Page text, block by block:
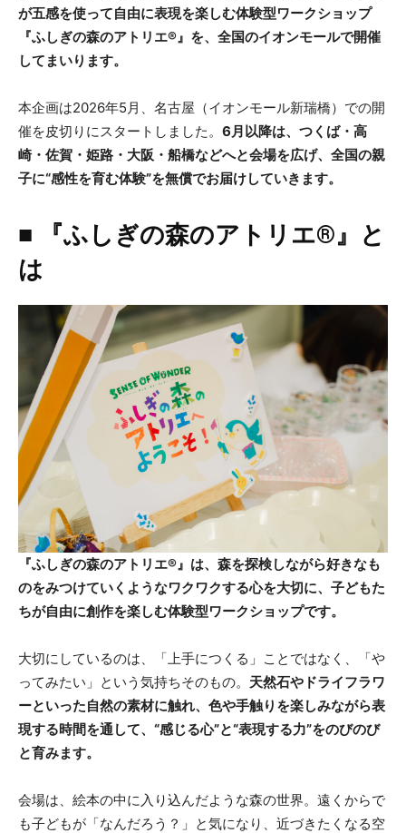
が五感を使って自由に表現を楽しむ体験型ワークショップ
『ふしぎの森のアトリエ®︎』を、全国のイオンモールで開催
してまいります。
本企画は2026年5月、名古屋（イオンモール新瑞橋）での開
催を皮切りにスタートしました。 6月以降は、つくば・高
崎・佐賀・姫路・大阪・船橋などへと会場を広げ、全国の親
子に“感性を育む体験”を無償でお届けしていきます。
■ 『ふしぎの森のアトリエ®︎』と
は
『ふしぎの森のアトリエ®︎』は、森を探検しながら好きなも
のをみつけていくようなワクワクする心を大切に、子どもた
ちが自由に創作を楽しむ体験型ワークショップです。
大切にしているのは、「上手につくる」ことではなく、「や
ってみたい」という気持ちそのもの。 天然石やドライフラワ
ーといった自然の素材に触れ、色や手触りを楽しみながら表
現する時間を通して、“感じる心”と“表現する力”をのびのび
と育みます。
会場は、絵本の中に入り込んだような森の世界。遠くからで
も子どもが「なんだろう？」と気になり、近づきたくなる空